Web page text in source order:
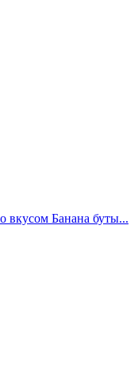
вкусом Банана буты...